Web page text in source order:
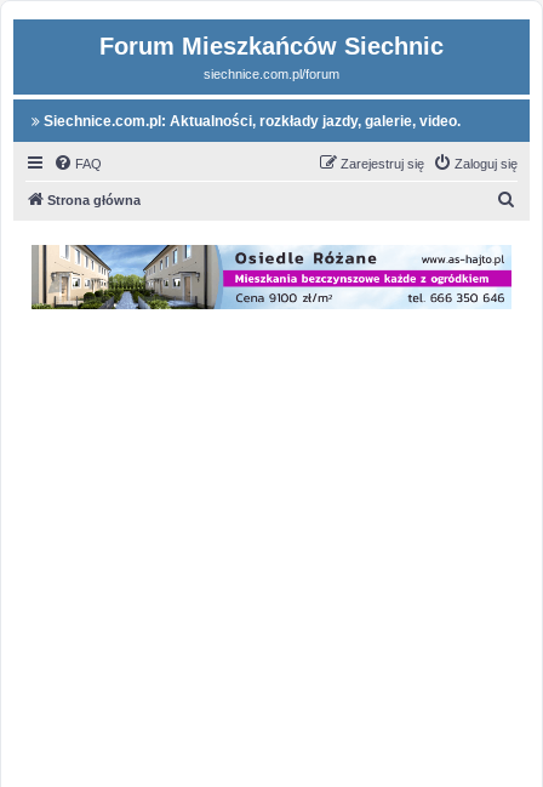
Forum Mieszkańców Siechnic
siechnice.com.pl/forum
Siechnice.com.pl: Aktualności, rozkłady jazdy, galerie, video.
FAQ Zaloguj się
Zarejestruj się
Strona główna